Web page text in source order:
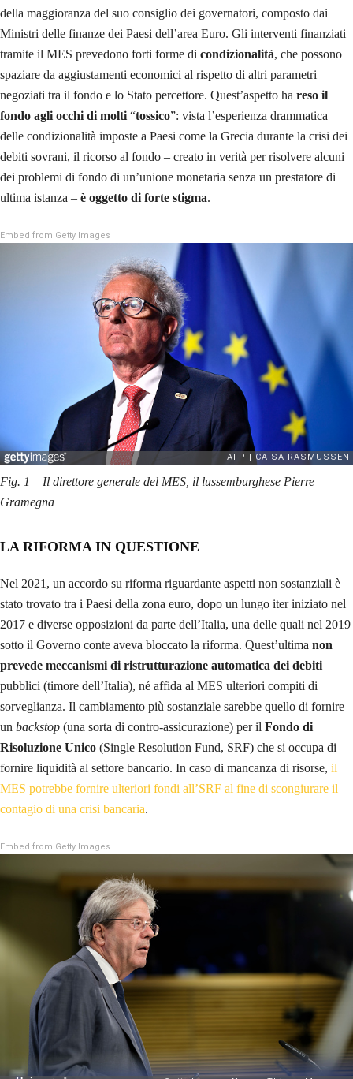
della maggioranza del suo consiglio dei governatori, composto dai
Ministri delle finanze dei Paesi dell’area Euro. Gli interventi finanziati
tramite il MES prevedono forti forme di condizionalità, che possono
spaziare da aggiustamenti economici al rispetto di altri parametri
negoziati tra il fondo e lo Stato percettore. Quest’aspetto ha reso il
fondo agli occhi di molti “tossico”: vista l’esperienza drammatica
delle condizionalità imposte a Paesi come la Grecia durante la crisi dei
debiti sovrani, il ricorso al fondo – creato in verità per risolvere alcuni
dei problemi di fondo di un’unione monetaria senza un prestatore di
ultima istanza – è oggetto di forte stigma.
Embed from Getty Images
Fig. 1 – Il direttore generale del MES, il lussemburghese Pierre
Gramegna
LA RIFORMA IN QUESTIONE
Nel 2021, un accordo su riforma riguardante aspetti non sostanziali è
stato trovato tra i Paesi della zona euro, dopo un lungo iter iniziato nel
2017 e diverse opposizioni da parte dell’Italia, una delle quali nel 2019
sotto il Governo conte aveva bloccato la riforma. Quest’ultima non
prevede meccanismi di ristrutturazione automatica dei debiti
pubblici (timore dell’Italia), né affida al MES ulteriori compiti di
sorveglianza. Il cambiamento più sostanziale sarebbe quello di fornire
un backstop (una sorta di contro-assicurazione) per il Fondo di
Risoluzione Unico (Single Resolution Fund, SRF) che si occupa di
fornire liquidità al settore bancario. In caso di mancanza di risorse, il
MES potrebbe fornire ulteriori fondi all’SRF al fine di scongiurare il
contagio di una crisi bancaria.
Embed from Getty Images